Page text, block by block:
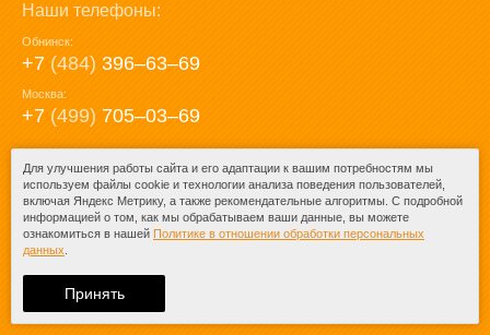
Наши телефоны:
Обнинск:
+7 (484) 396‒63‒69
Москва:
+7 (499) 705‒03‒69
E-mail:
mail@posuda40.ru
При любом копировании информации
ссылка на
Для улучшения работы сайта и его адаптации к вашим потребностям мы
используем файлы cookie и технологии анализа поведения пользователей,
включая Яндекс Метрику, а также рекомендательные алгоритмы. С подробной
информацией о том, как мы обрабатываем ваши данные, вы можете
ознакомиться в нашей Политике в отношении обработки персональных
данных
Принять